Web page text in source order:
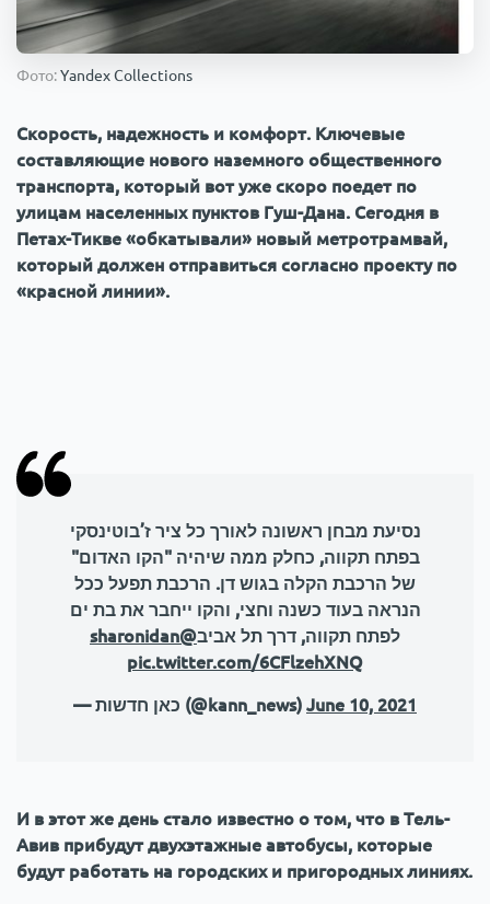
Происшествия
Фото:Yandex Collections
Скорость, надежность и комфорт. Ключевые
составляющие нового наземного общественного
транспорта, который вот уже скоро поедет по
улицам населенных пунктов Гуш-Дана. Сегодня в
Петах-Тикве «обкатывали» новый метротрамвай,
который должен отправиться согласно проекту по
«красной линии».
נסיעת מבחן ראשונה לאורך כל ציר ז’בוטינסקי
בפתח תקווה, כחלק ממה שיהיה "הקו האדום"
של הרכבת הקלה בגוש דן. הרכבת תפעל ככל
הנראה בעוד כשנה וחצי, והקו ייחבר את בת ים
לפתח תקווה, דרך תל אביב@sharonidan
pic.twitter.com/6CFlzehXNQ
— כאן חדשות (@kann_news) June 10, 2021
И в этот же день стало известно о том, что в Тель-
Авив прибудут двухэтажные автобусы, которые
будут работать на городских и пригородных линиях.